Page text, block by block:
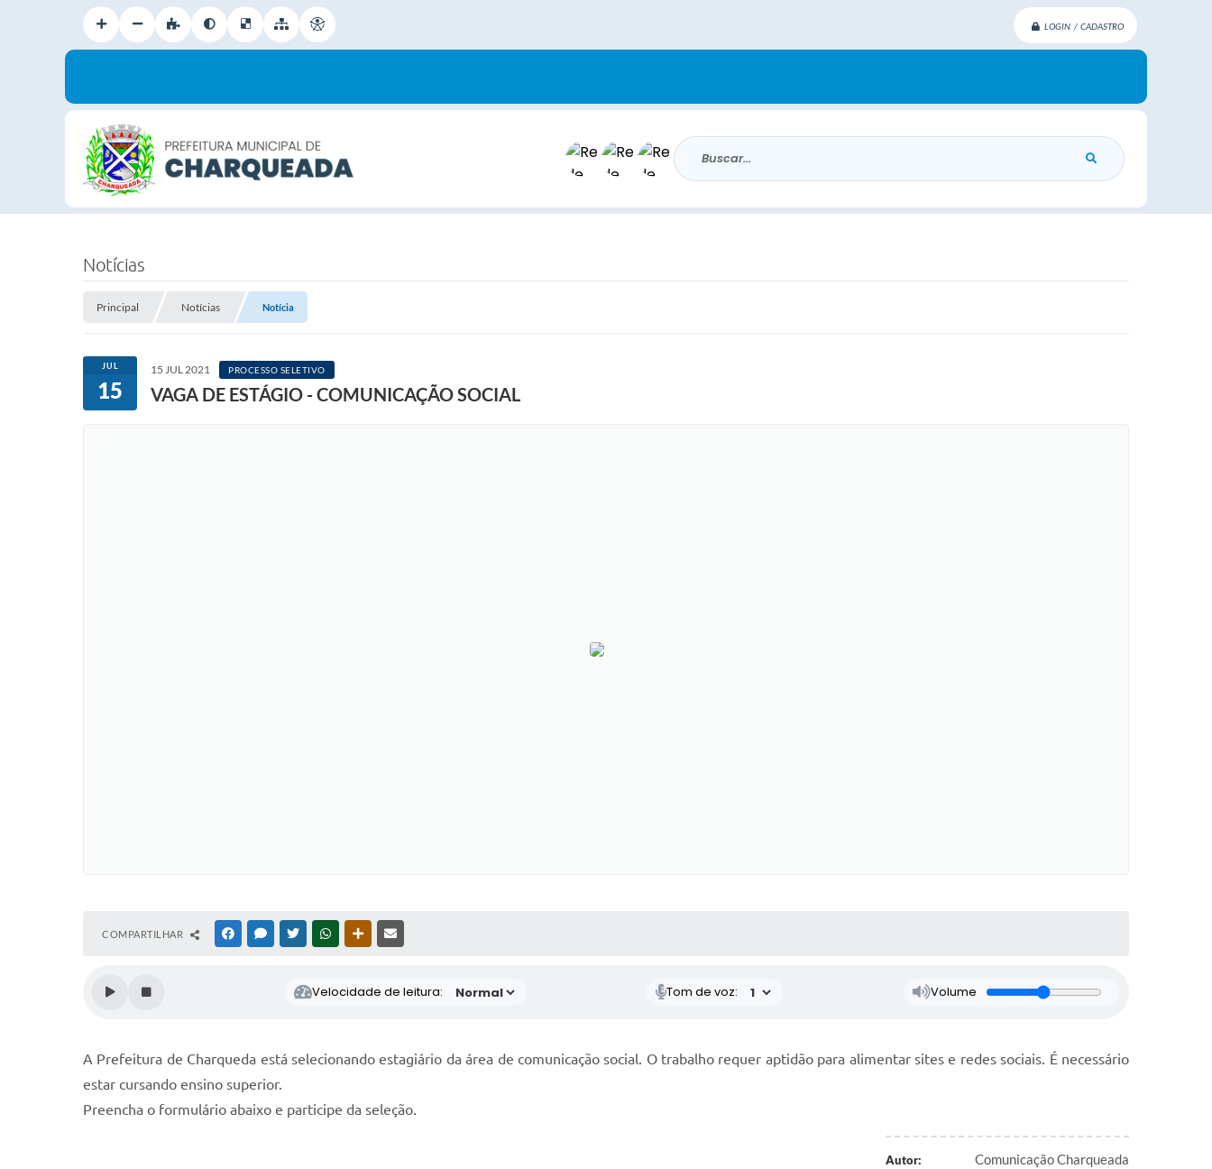
LOGIN / CADASTRO
Buscar...
Notícias
Principal Notícias Notícia
JUL
15
15 JUL 2021 PROCESSO SELETIVO
VAGA DE ESTÁGIO - COMUNICAÇÃO SOCIAL
COMPARTILHAR FACEBOOKMESSENGER
TWITTERWHATSAPPOUTRAS MÍDIAS
Velocidade de leitura: Tom de voz: Volume
A Prefeitura de Charqueda está selecionando estagiário da área de comunicação social. O trabalho requer aptidão para alimentar sites e redes sociais. É necessário
estar cursando ensino superior.
Preencha o formulário abaixo e participe da seleção.
Autor: Comunicação Charqueada